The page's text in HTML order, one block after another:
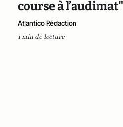
course à l’audimat"
Atlantico Rédaction
1 min de lecture